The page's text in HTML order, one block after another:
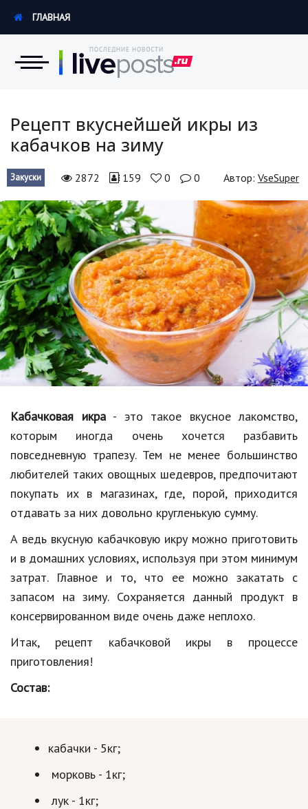
Экономика
Происшествия
Hi-Tech. Интернет
Россия
Наука и техника
Политика
Образование
В мире
Культура
Спорт
Знаменитости
Статьи
Обзоры
Рецепты
Красота и здоровье
Hi-Tech. Интернет
Авто, мото
Психология и отношения
Творчество и рукоделие
ГЛАВНАЯ
Рецепт вкуснейшей икры из
кабачков на зиму
Закуски 2872 159 0 0 Автор: VseSuper
Кабачковая икра- это такое вкусное лакомство,
которым иногда очень хочется разбавить
повседневную трапезу. Тем не менее большинство
любителей таких овощных шедевров, предпочитают
покупать их в магазинах, где, порой, приходится
отдавать за них довольно кругленькую сумму.
А ведь вкусную кабачковую икру можно приготовить
и в домашних условиях, используя при этом минимум
затрат. Главное и то, что ее можно закатать с
запасом на зиму. Сохраняется данный продукт в
консервированном виде очень даже неплохо.
Итак, рецепт кабачковой икры в процессе
приготовления!
Состав:
кабачки - 5кг;
морковь - 1кг;
лук - 1кг;